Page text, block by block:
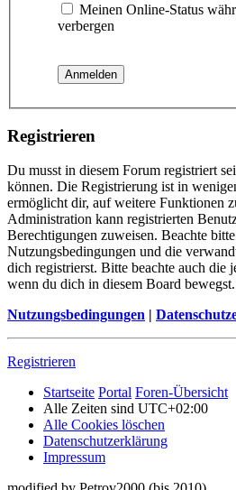
Meinen Online-Status
verbergen
Registrieren
Du musst in diesem Forum registriert
können. Die Registrierung ist in
ermöglicht dir, auf weitere Funktionen
Administration kann registrierten
Berechtigungen zuweisen. Beachte
Nutzungsbedingungen und die
dich registrierst. Bitte beachte auch die
wenn du dich in diesem Board bewegst.
Nutzungsbedingungen |
Registrieren
Startseite Portal Foren-Übersicht
Alle Zeiten sind UTC+02:00
Alle Cookies löschen
Datenschutzerklärung
Impressum